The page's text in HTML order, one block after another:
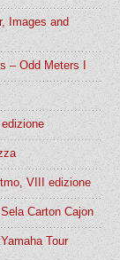
Images and
– Odd Meters I
VIII edizione
Carton Cajon
Tour